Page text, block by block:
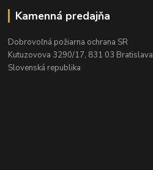
Kamenná predajňa
Dobrovoľná požiarna ochrana SR
Kutuzovova 3290/17, 831 03 Bratislava
Slovenská republika